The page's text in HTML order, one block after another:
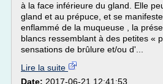
à la face inférieure du gland. Elle
gland et au prépuce, et se
enflammé de la muqueuse , la
blancs ressemblant à des petites «
sensations de brûlure et/ou d'...
Lire la suite
Date: 2017-06-21 12:41:53